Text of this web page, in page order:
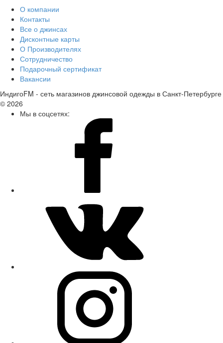
О компании
Контакты
Все о джинсах
Дисконтные карты
О Производителях
Сотрудничество
Подарочный сертификат
Вакансии
ИндигоFM - сеть магазинов джинсовой одежды в Санкт-Петербурге
© 2026
Мы в соцсетях: